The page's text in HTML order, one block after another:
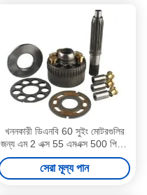
খননকারী ডিএনবি 60 সুইং মোটরগুলির
জন্য এম 2 এক্স 55 এমএক্স 500 পিস্টন
কাওয়াসাকি হাইড্রোলিক মোটর পার্টস
সেরা মূল্য পান